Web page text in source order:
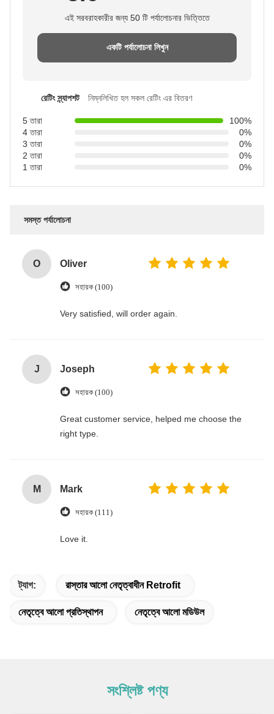
এই সরবরাহকারীর জন্য 50 টি পর্যালোচনার ভিত্তিতে
একটি পর্যালোচনা লিখুন
রেটিং স্ন্যাপশট নিম্নলিখিত হল সকল রেটিং এর বিতরণ
5 তারা
100%
4 তারা
0%
3 তারা
0%
2 তারা
0%
1 তারা
0%
সমস্ত পর্যালোচনা
O Oliver
সহায়ক (100)
Very satisfied, will order again.
J Joseph
সহায়ক (100)
Great customer service, helped me choose the
right type.
M Mark
সহায়ক (111)
Love it.
ট্যাগ: রাস্তার আলো নেতৃত্বাধীন Retrofit
নেতৃত্বে আলো প্রতিস্থাপন নেতৃত্বে আলো মডিউল
সংশ্লিষ্ট পণ্য